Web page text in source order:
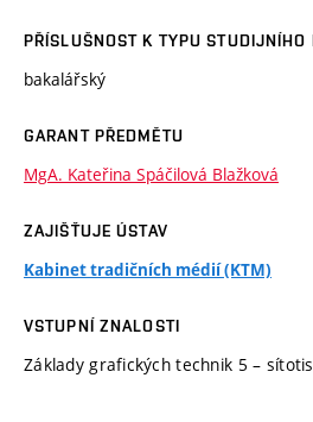
PŘÍSLUŠNOST K TYPU STUDIJNÍHO
bakalářský
GARANT PŘEDMĚTU
MgA. Kateřina Spáčilová Blažková
ZAJIŠŤUJE ÚSTAV
Kabinet tradičních médií (KTM)
VSTUPNÍ ZNALOSTI
Základy grafických technik 5 –